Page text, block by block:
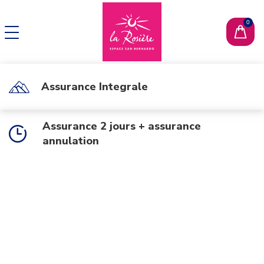
Assurance Integrale
Assurance 2 jours + assurance
annulation
CHANGER DE LANGUE